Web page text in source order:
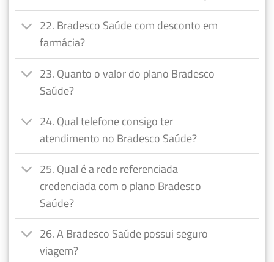
22. Bradesco Saúde com desconto em
farmácia?
23. Quanto o valor do plano Bradesco
Saúde?
24. Qual telefone consigo ter
atendimento no Bradesco Saúde?
25. Qual é a rede referenciada
credenciada com o plano Bradesco
Saúde?
26. A Bradesco Saúde possui seguro
viagem?